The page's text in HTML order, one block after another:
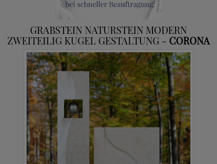
GRABSTEIN NATURSTEIN MODERN
ZWEITEILIG KUGEL GESTALTUNG - CORONA